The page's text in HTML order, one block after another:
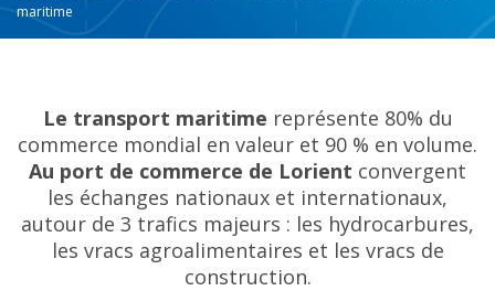
maritime
Le transport maritime représente 80% du
commerce mondial en valeur et 90 % en volume.
Au port de commerce de Lorient convergent
les échanges nationaux et internationaux,
autour de 3 trafics majeurs : les hydrocarbures,
les vracs agroalimentaires et les vracs de
construction.